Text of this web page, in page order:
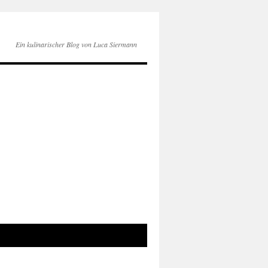
Ein kulinarischer Blog von Luca Siermann